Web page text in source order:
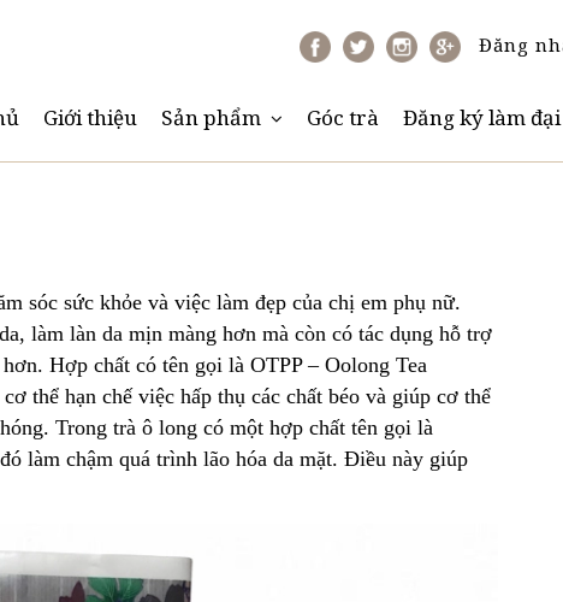
Đăng
Giới thiệu Sản phẩm Góc trà Đăng ký làm
sóc sức khỏe và việc làm đẹp của chị em phụ nữ.
làm làn da mịn màng hơn mà còn có tác dụng hỗ trợ
Hợp chất có tên gọi là OTPP – Oolong Tea
thể hạn chế việc hấp thụ các chất béo và giúp cơ thể
Trong trà ô long có một hợp chất tên gọi là
làm chậm quá trình lão hóa da mặt. Điều này giúp